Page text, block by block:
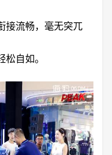
接流畅，毫无突兀
自如。